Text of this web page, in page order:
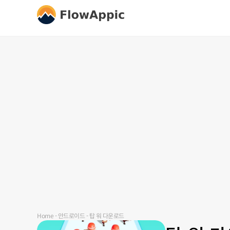
Home-안드로이드-탑 워 다운로드